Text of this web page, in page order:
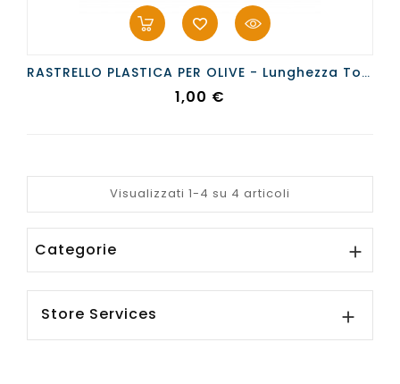
RASTRELLO PLASTICA PER OLIVE - Lunghezza Totale Cm.17
Prezzo
1,00 €
Visualizzati 1-4 su 4 articoli
Categorie 
Store Services 